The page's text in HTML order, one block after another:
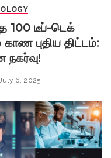
100 டீப்-டெக்
புதிய திட்டம்:
நகர்வு!
6, 2025